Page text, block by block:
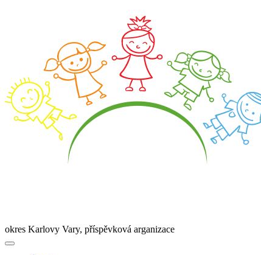
okres Karlovy Vary, příspěvková arganizace